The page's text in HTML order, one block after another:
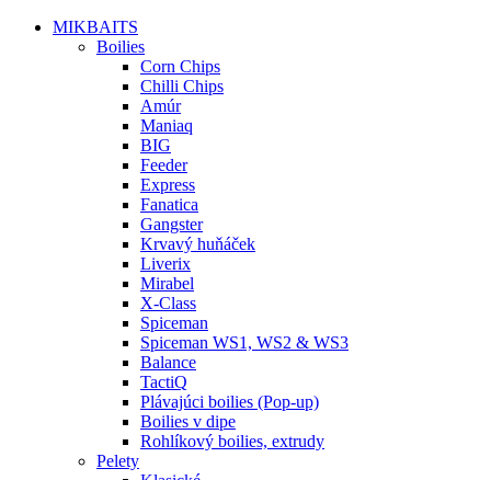
MIKBAITS
Boilies
Corn Chips
Chilli Chips
Amúr
Maniaq
BIG
Feeder
Express
Fanatica
Gangster
Krvavý huňáček
Liverix
Mirabel
X-Class
Spiceman
Spiceman WS1, WS2 & WS3
Balance
TactiQ
Plávajúci boilies (Pop-up)
Boilies v dipe
Rohlíkový boilies, extrudy
Pelety